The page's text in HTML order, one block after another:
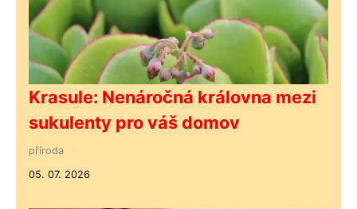
Krasule: Nenáročná královna mezi
sukulenty pro váš domov
příroda
05. 07. 2026